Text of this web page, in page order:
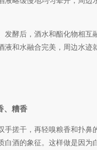
发酵后，酒水和酯化物相互
液和水融合完美，周边水迹
、糟香
手搓干，再轻嗅粮香和扑鼻
白酒的象征。这样做是因为